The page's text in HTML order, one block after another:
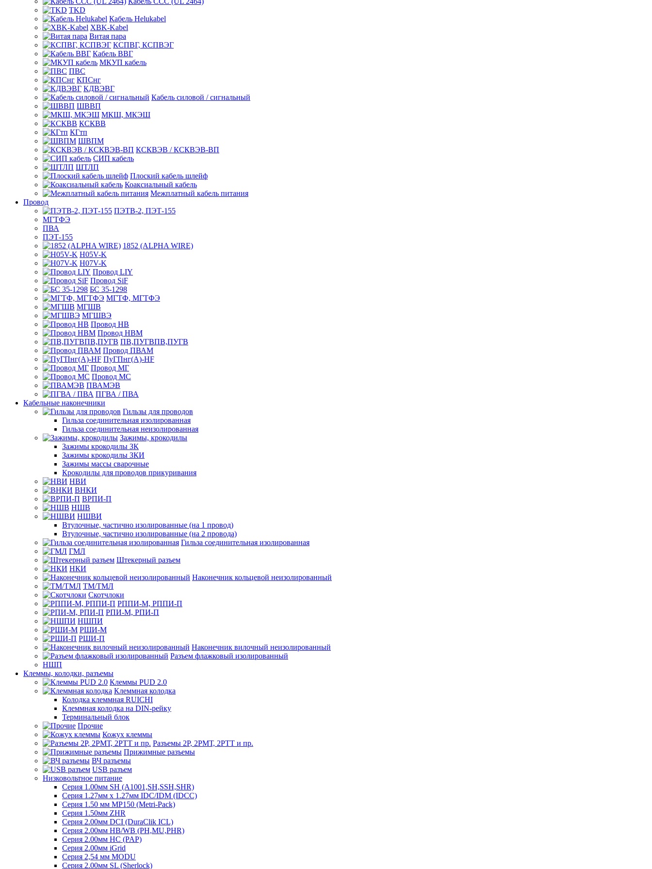
TKD
Кабель Helukabel
XBK-Kabel
Витая пара
КСПВГ, КСПВЭГ
Кабель ВВГ
МКУП кабель
ПВС
КПСнг
КДВЭВГ
Кабель силовой / сигнальный
ШВВП
МКШ, МКЭШ
КСКВВ
КГтп
ШВПМ
КСКВЭВ / КСКВЭВ-ВП
СИП кабель
ШТЛП
Плоский кабель шлейф
Коаксиальный кабель
Межплатный кабель питания
Провод
ПЭТВ-2, ПЭТ-155
МГТФЭ
ПВА
ПЭТ-155
1852 (ALPHA WIRE)
H05V-K
H07V-K
Провод LIY
Провод SiF
БС 35-1298
МГТФ, МГТФЭ
МГШВ
МГШВЭ
Провод НВ
Провод НВМ
ПВ,ПУГВПВ,ПУГВ
Провод ПВАМ
ПуГПнг(A)-HF
Провод МГ
Провод МС
ПВАМЭВ
ПГВА / ПВА
Кабельные наконечники
Гильзы для проводов
Гильза соединительная изолированная
Гильза соединительная неизолированная
Зажимы, крокодилы
Зажимы крокодилы ЗК
Зажимы крокодилы ЗКИ
Зажимы массы сварочные
Крокодилы для проводов прикуривания
НВИ
ВНКИ
ВРПИ-П
НШВ
НШВИ
Втулочные, частично изолированные (на 1 провод)
Втулочные, частично изолированные (на 2 провода)
Гильза соединительная изолированная
ГМЛ
Штекерный разъем
НКИ
Наконечник кольцевой неизолированный
ТМ/ТМЛ
Скотчлоки
РППИ-М, РППИ-П
РПИ-М, РПИ-П
НШПИ
РШИ-М
РШИ-П
Наконечник вилочный неизолированный
Разъем флажковый изолированный
НШП
Клеммы, колодки, разъемы
Клеммы PUD 2.0
Клеммная колодка
Колодка клеммная RUICHI
Клеммная колодка на DIN-рейку
Терминальный блок
Прочие
Кожух клеммы
Разъемы 2Р, 2РМТ, 2РТТ и пр.
Прижимные разъемы
ВЧ разъемы
USB разъем
Низковольтное питание
Серия 1.00мм SH (A1001,SH,SSH,SHR)
Серия 1.27мм x 1.27мм IDC/IDM (IDCC)
Серия 1.50 мм MP150 (Metri-Pack)
Серия 1.50мм ZHR
Серия 2.00мм DCI (DuraClik ICL)
Серия 2.00мм HB/WB (PH,MU,PHR)
Серия 2.00мм HC (PAP)
Серия 2.00мм iGrid
Серия 2,54 мм MODU
Серия 2.00мм SL (Sherlock)